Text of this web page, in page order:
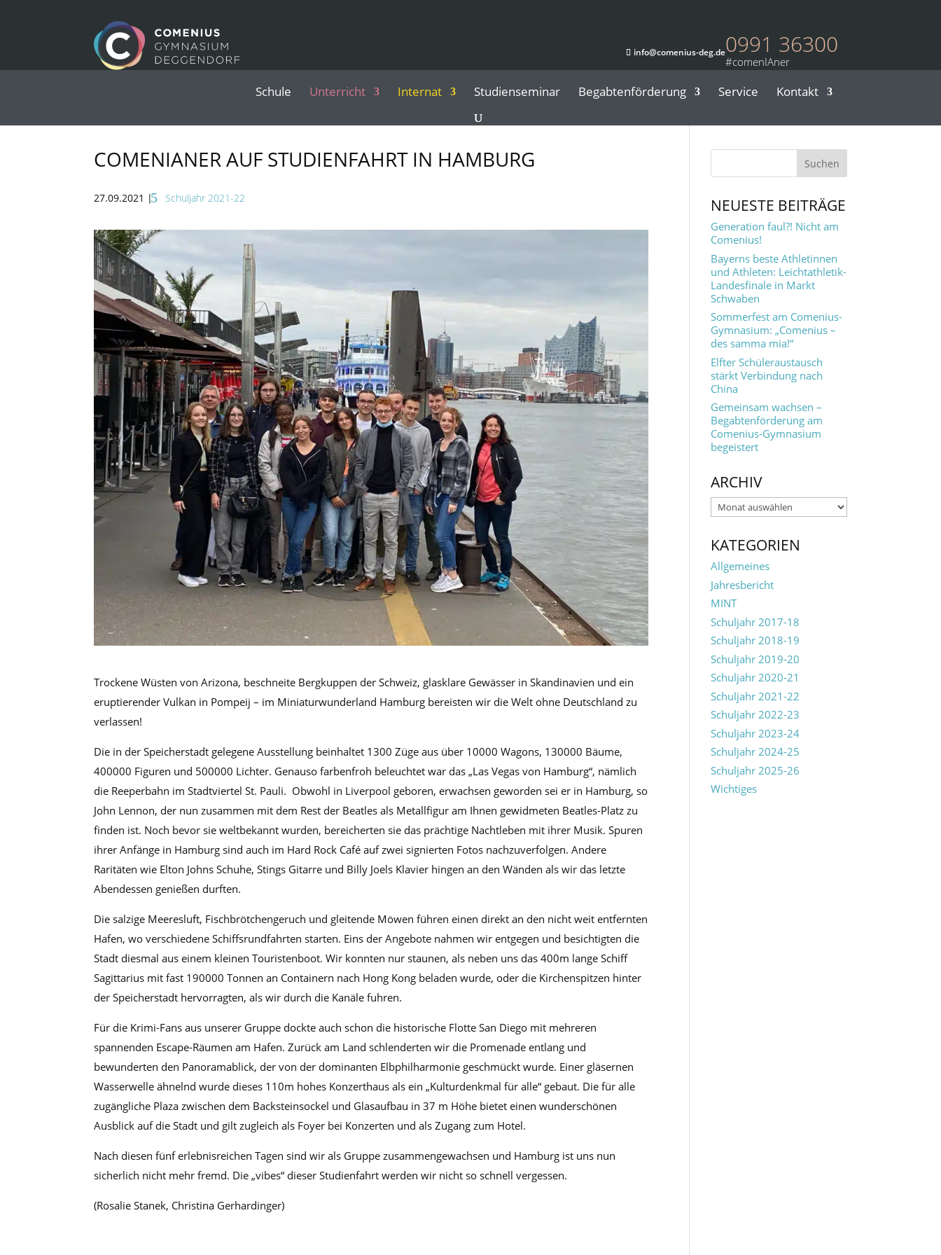
0991 36300
info@comenius-deg.de
Schule Unterricht Internat Studienseminar Begabtenförderung Service Kontakt
COMENIANER AUF STUDIENFAHRT IN HAMBURG
27.09.2021 | Schuljahr 2021-22
Trockene Wüsten von Arizona, beschneite Bergkuppen der Schweiz, glasklare Gewässer in Skandinavien und ein
eruptierender Vulkan in Pompeij – im Miniaturwunderland Hamburg bereisten wir die Welt ohne Deutschland zu
verlassen!
Die in der Speicherstadt gelegene Ausstellung beinhaltet 1300 Züge aus über 10000 Wagons, 130000 Bäume,
400000 Figuren und 500000 Lichter. Genauso farbenfroh beleuchtet war das „Las Vegas von Hamburg“, nämlich
die Reeperbahn im Stadtviertel St. Pauli. Obwohl in Liverpool geboren, erwachsen geworden sei er in Hamburg, so
John Lennon, der nun zusammen mit dem Rest der Beatles als Metallfigur am Ihnen gewidmeten Beatles-Platz zu
finden ist. Noch bevor sie weltbekannt wurden, bereicherten sie das prächtige Nachtleben mit ihrer Musik. Spuren
ihrer Anfänge in Hamburg sind auch im Hard Rock Café auf zwei signierten Fotos nachzuverfolgen. Andere
Raritäten wie Elton Johns Schuhe, Stings Gitarre und Billy Joels Klavier hingen an den Wänden als wir das letzte
Abendessen genießen durften.
Die salzige Meeresluft, Fischbrötchengeruch und gleitende Möwen führen einen direkt an den nicht weit entfernten
Hafen, wo verschiedene Schiffsrundfahrten starten. Eins der Angebote nahmen wir entgegen und besichtigten die
Stadt diesmal aus einem kleinen Touristenboot. Wir konnten nur staunen, als neben uns das 400m lange Schiff
Sagittarius mit fast 190000 Tonnen an Containern nach Hong Kong beladen wurde, oder die Kirchenspitzen hinter
der Speicherstadt hervorragten, als wir durch die Kanäle fuhren.
Für die Krimi-Fans aus unserer Gruppe dockte auch schon die historische Flotte San Diego mit mehreren
spannenden Escape-Räumen am Hafen. Zurück am Land schlenderten wir die Promenade entlang und
bewunderten den Panoramablick, der von der dominanten Elbphilharmonie geschmückt wurde. Einer gläsernen
Wasserwelle ähnelnd wurde dieses 110m hohes Konzerthaus als ein „Kulturdenkmal für alle“ gebaut. Die für alle
zugängliche Plaza zwischen dem Backsteinsockel und Glasaufbau in 37 m Höhe bietet einen wunderschönen
Ausblick auf die Stadt und gilt zugleich als Foyer bei Konzerten und als Zugang zum Hotel.
Nach diesen fünf erlebnisreichen Tagen sind wir als Gruppe zusammengewachsen und Hamburg ist uns nun
sicherlich nicht mehr fremd. Die „vibes“ dieser Studienfahrt werden wir nicht so schnell vergessen.
(Rosalie Stanek, Christina Gerhardinger)
NEUESTE BEITRÄGE
Generation faul?! Nicht am
Comenius!
Bayerns beste Athletinnen
und Athleten: Leichtathletik-
Landesfinale in Markt
Schwaben
Sommerfest am Comenius-
Gymnasium: „Comenius –
des samma mia!“
Elfter Schüleraustausch
stärkt Verbindung nach
China
Gemeinsam wachsen –
Begabtenförderung am
Comenius-Gymnasium
begeistert
ARCHIV
Archiv
KATEGORIEN
Allgemeines
Jahresbericht
MINT
Schuljahr 2017-18
Schuljahr 2018-19
Schuljahr 2019-20
Schuljahr 2020-21
Schuljahr 2021-22
Schuljahr 2022-23
Schuljahr 2023-24
Schuljahr 2024-25
Schuljahr 2025-26
Wichtiges